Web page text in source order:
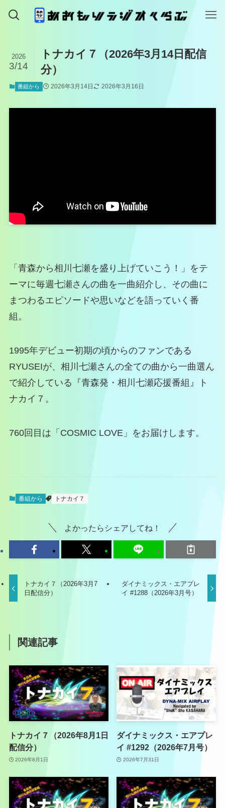
トナカイ７（2026年3月14日配信
分）
2026
3/14
番組から 2026年3月14日 2026年3月16日
「青森から相川七瀬を盛り上げていこう！」をテ
ーマに毎週七瀬さんの曲を一曲紹介し、その曲に
まつわるエピソードや思いなどを語っていく番
組。
1995年デビュー初期の頃からのファンである
RYUSEIが、相川七瀬さんの全ての曲から一曲選ん
で紹介している『青森発・相川七瀬応援番組』ト
ナカイ７。
760回目は「COSMIC LOVE」をお届けします。
番組から トナカイ７
よかったらシェアしてね！
トナカイ７（2026年3月7
日配信分）
ダイナミックス・エアプレ
イ #1288（2026年3月号）
関連記事
トナカイ７（2026年8月1日
配信分）
2026年8月1日
ダイナミックス・エアプレ
イ #1292（2026年7月号）
2026年7月31日